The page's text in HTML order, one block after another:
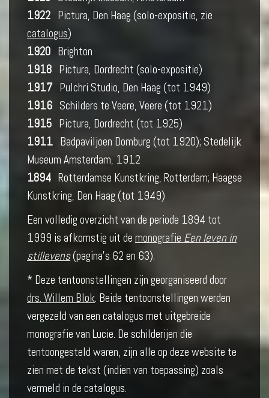
1922 Pictura, Den Haag (solo-expositie, zie
catalogus)
1920 Brighton
1918 Pictura, Dordrecht (solo-expositie)
1917 Pulchri Studio, Den Haag (tot 1949)
1916 Schilders te Veere, Veere (tot 1921)
1915 Pictura, Dordrecht (tot 1925)
1911 Badpaviljoen Domburg (tot 1920); Stedelijk
Museum Amsterdam, 1912
1894 Rotterdamse Kunstkring, Rotterdam; Haagse
Kunstkring, Den Haag (tot 1949)
Een volledig overzicht van de periode 1894 tot
1999 is afkomstig uit de monografie Een leven in
stillevens(pagina's 62 en 63).
* Deze tentoonstellingen zijn georganiseerd door
drs. Willem Blok. Beide tentoonstellingen werden
vergezeld van een catalogus met uitgebreide
monografie van Lucie. De schilderijen die
tentoongesteld waren, zijn alle op deze website te
zien met de tekst (indien van toepassing) zoals
vermeld in de catalogus.